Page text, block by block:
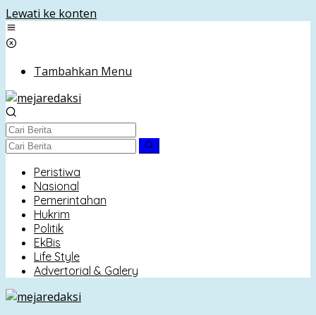
Lewati ke konten
Tambahkan Menu
Peristiwa
Nasional
Pemerintahan
Hukrim
Politik
EkBis
Life Style
Advertorial & Galery